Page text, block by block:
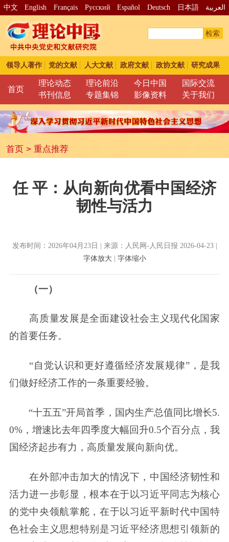
中文 English Français Pусский Español Deutsch 日本語 العربية
检索
领导人著作 党的文献 人大文献 政府文献 政协文献 研究成果
首页
理论动态 理论前沿 今日中国
国际交流
书刊信息
专题集锦 影像资料 关于我们
首页> 重点推荐
任 平：从向新向优看中国经济
韧性与活力
发布时间：2026年04月23日 | 来源：人民网-人民日报 2026-04-23 |
字体放大| 字体缩小
（一）
高质量发展是全面建设社会主义现代化国家
的首要任务。
“自觉认识和更好遵循经济发展规律”，是我
们做好经济工作的一条重要经验。
“十五五”开局首季，国内生产总值同比增长5.
0%，增速比去年四季度大幅回升0.5个百分点，我
国经济起步有力，高质量发展向新向优。
在外部冲击加大的情况下，中国经济韧性和
活力进一步彰显，根本在于以习近平同志为核心
的党中央领航掌舵，在于以习近平新时代中国特
色社会主义思想特别是习近平经济思想引领新的